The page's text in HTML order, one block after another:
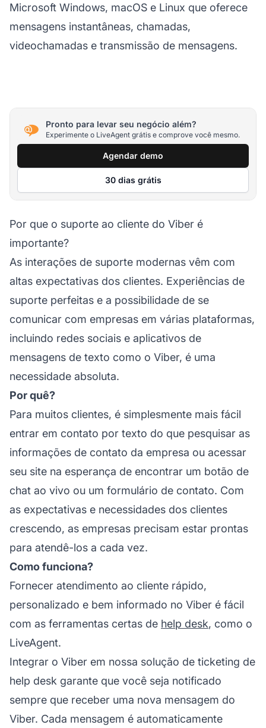
Microsoft Windows, macOS e Linux que oferece
mensagens instantâneas, chamadas,
videochamadas e transmissão de mensagens.
Pronto para levar seu negócio além?
Experimente o LiveAgent grátis e comprove você mesmo.
Agendar demo
30 dias grátis
Por que o suporte ao cliente do Viber é
importante?
As interações de suporte modernas vêm com
altas expectativas dos clientes. Experiências de
suporte perfeitas e a possibilidade de se
comunicar com empresas em várias plataformas,
incluindo redes sociais e aplicativos de
mensagens de texto como o Viber, é uma
necessidade absoluta.
Por quê?
Para muitos clientes, é simplesmente mais fácil
entrar em contato por texto do que pesquisar as
informações de contato da empresa ou acessar
seu site na esperança de encontrar um botão de
chat ao vivo ou um formulário de contato. Com
as expectativas e necessidades dos clientes
crescendo, as empresas precisam estar prontas
para atendê-los a cada vez.
Como funciona?
Fornecer atendimento ao cliente rápido,
personalizado e bem informado no Viber é fácil
com as ferramentas certas de help desk, como o
LiveAgent.
Integrar o Viber em nossa solução de ticketing de
help desk garante que você seja notificado
sempre que receber uma nova mensagem do
Viber. Cada mensagem é automaticamente